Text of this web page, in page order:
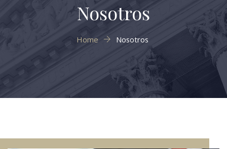
Nosotros
Home Nosotros